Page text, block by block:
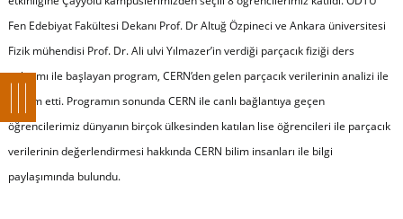
Fen Edebiyat Fakültesi Dekanı Prof. Dr Altuğ Özpineci ve Ankara üniversitesi
Fizik mühendisi Prof. Dr. Ali ulvi Yılmazer’in verdiği parçacık fiziği ders
anlatımı ile başlayan program, CERN’den gelen parçacık verilerinin analizi ile
devam etti. Programın sonunda CERN ile canlı bağlantıya geçen
öğrencilerimiz dünyanın birçok ülkesinden katılan lise öğrencileri ile parçacık
verilerinin değerlendirmesi hakkında CERN bilim insanları ile bilgi
paylaşımında bulundu.